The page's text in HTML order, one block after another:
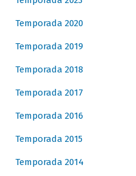
Temporada 2020
Temporada 2019
Temporada 2018
Temporada 2017
Temporada 2016
Temporada 2015
Temporada 2014